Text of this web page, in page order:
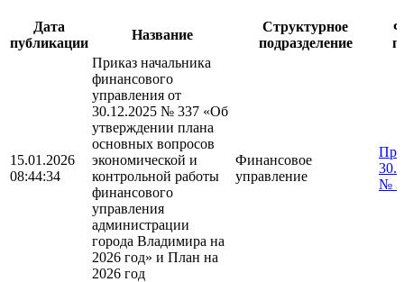
Дата
публикации
Название
Структурное
подразделение
15.01.2026
08:44:34
Приказ начальника
финансового
управления от
30.12.2025 № 337 «Об
утверждении плана
основных вопросов
экономической и
контрольной работы
финансового
управления
администрации
города Владимира на
2026 год» и План на
2026 год
Финансовое
управление
№